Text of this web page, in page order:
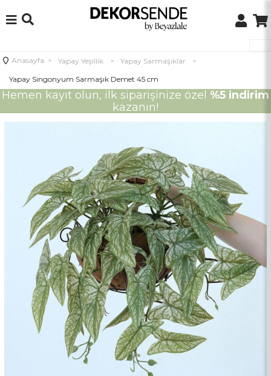
Anasayfa > Yapay Yeşillik > Yapay Sarmaşıklar
>
Yapay Singonyum Sarmaşık Demet 45 cm
Hemen kayıt olun, ilk siparişinize özel %5 indirim
kazanın!